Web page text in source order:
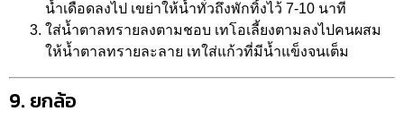
น้ำเดือดลงไป เขย่าให้น้ำทั่วถึงพักทิ้งไว้ 7-10 นาที
ใส่น้ำตาลทรายลงตามชอบ เทโอเลี้ยงตามลงไปคนผสม
ให้น้ำตาลทรายละลาย เทใส่แก้วที่มีน้ำแข็งจนเต็ม
9. ยกล้อ